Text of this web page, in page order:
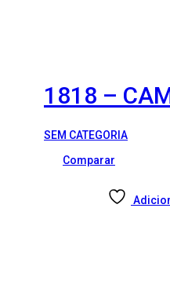
1818 –
SEM CATEGORIA
Comparar